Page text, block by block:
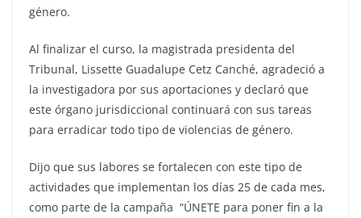
género.
Al finalizar el curso, la magistrada presidenta del
Tribunal, Lissette Guadalupe Cetz Canché, agradeció a
la investigadora por sus aportaciones y declaró que
este órgano jurisdiccional continuará con sus tareas
para erradicar todo tipo de violencias de género.
Dijo que sus labores se fortalecen con este tipo de
actividades que implementan los días 25 de cada mes,
como parte de la campaña “ÚNETE para poner fin a la